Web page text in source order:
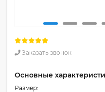
Заказать звонок
Основные
Размер: